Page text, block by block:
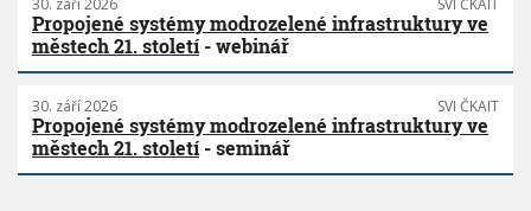
30. září 2026 SVI ČKAIT
Propojené systémy modrozelené infrastruktury ve
městech 21. století- webinář
30. září 2026 SVI ČKAIT
Propojené systémy modrozelené infrastruktury ve
městech 21. století- seminář